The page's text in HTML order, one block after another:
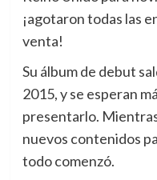
¡agotaron todas las
venta!
Su álbum de debut
2015, y se esperan
presentarlo.
nuevos contenidos
todo comenzó.